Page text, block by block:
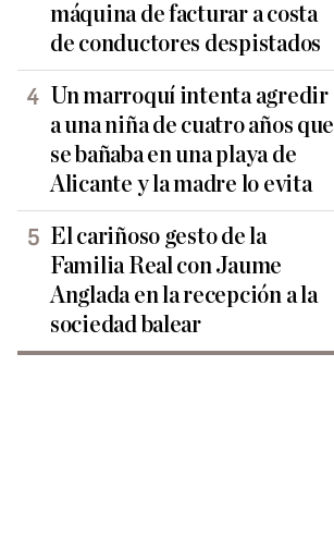
máquina de facturar a costa
de conductores despistados
Un marroquí intenta agredir
a una niña de cuatro años que
se bañaba en una playa de
Alicante y la madre lo evita
El cariñoso gesto de la
Familia Real con Jaume
Anglada en la recepción a la
sociedad balear